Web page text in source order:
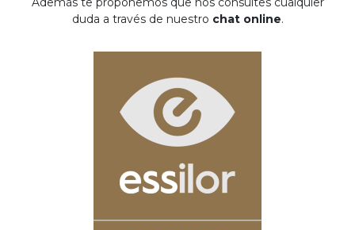
duda a través de nuestro chat online.